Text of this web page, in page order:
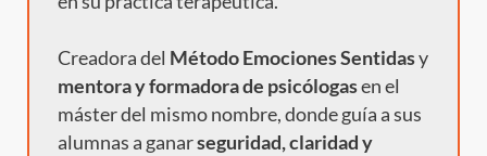
Creadora del Método Emociones Sentidasy
mentora y formadora de psicólogasen el
máster del mismo nombre, donde guía a sus
alumnas a ganarseguridad, claridad y